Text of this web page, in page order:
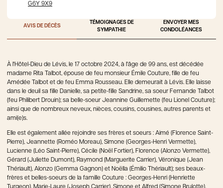
G6Y 9X9
AVIS DE DÉCÈS
TÉMOIGNAGES DE
SYMPATHIE
ENVOYER MES
CONDOLÉANCES
À l'Hôtel-Dieu de Lévis, le 17 octobre 2024, à l'âge de 99 ans, est décédée
madame Rita Talbot, épouse de feu monsieur Émile Couture, fille de feu
Amédée Talbot et de feu Emma Rousseau. Elle demeurait à Lévis. Elle laisse
dans le deuil sa fille Danielle, sa petite-fille Sandrine, sa soeur Fernande Talbot
(feu Philibert Drouin); sa belle-soeur Jeannine Guillemette (feu Lionel Couture);
ainsi que de nombreux neveux, nièces, cousins, cousines, autres parents et
ami(e)s.
Elle est également allée rejoindre ses frères et soeurs : Aimé (Florence Saint-
Pierre), Jeannette (Roméo Moreau), Simone (Georges-Henri Vermette),
Lucienne (Léo Saint-Pierre), Cécile (Noël Fortier), Florence (Alonzo Vermette),
Gérard (Juliette Dumont), Raymond (Marguerite Carrier), Véronique (Jean
Thériault), Alonzo (Gemma Gagnon) et Noëlla (Émilio Thériault); ses beaux-
frères et belles-soeurs de la famille Couture : Georges-Henri (Henriette